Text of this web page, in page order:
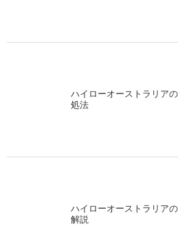
ハイローオーストラリア
処法
ハイローオーストラリア
解説
13日の金曜日にハイロー
てみた！
MACDを使ってハイロー
ルに行こう！